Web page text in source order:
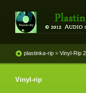
винила и
plastinka-rip » Vinyl-Rip
Vinyl-rip